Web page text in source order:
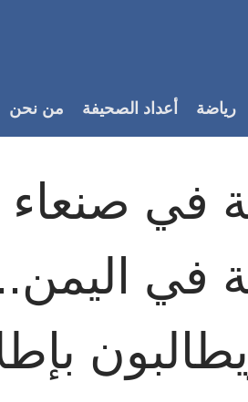
رياضة أعداد الصحيفة من نحن
في
في